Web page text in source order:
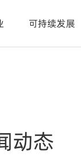
可持续发展
动态